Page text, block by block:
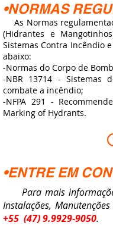
•NORMAS
As Normas
(Hidrantes e
Sistemas Contra Incêndio
abaixo:
-Normas do Corpo de
-NBR 13714 - Sistemas
combate a incêndio;
-NFPA 291 -
Marking of Hydrants.
•ENTRE EM
Para mais
Instalações,
+55 (47) 9.9929-9050.